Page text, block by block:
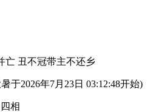
亡 丑不冠带主不还乡
于2026年7月23日 03:12:48开始)
相